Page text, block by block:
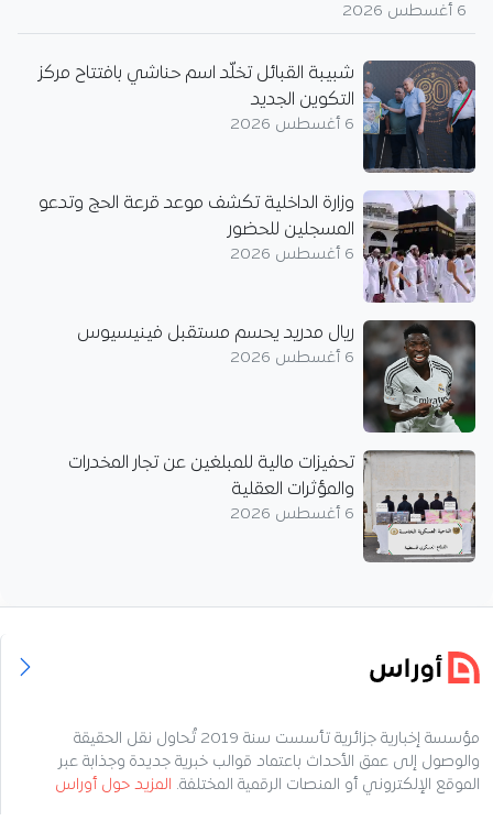
6 أغسطس 2026
شبيبة القبائل تخلّد اسم حناشي بافتتاح مركز
التكوين الجديد
6 أغسطس 2026
وزارة الداخلية تكشف موعد قرعة الحج وتدعو
المسجلين للحضور
6 أغسطس 2026
ريال مدريد يحسم مستقبل فينيسيوس
6 أغسطس 2026
تحفيزات مالية للمبلغين عن تجار المخدرات
والمؤثرات العقلية
6 أغسطس 2026
مؤسسة إخبارية جزائرية تأسست سنة 2019 تُحاول نقل الحقيقة
والوصول إلى عمق الأحداث باعتماد قوالب خبرية جديدة وجذابة عبر
الموقع الإلكتروني أو المنصات الرقمية المختلفة. المزيد حول أوراس